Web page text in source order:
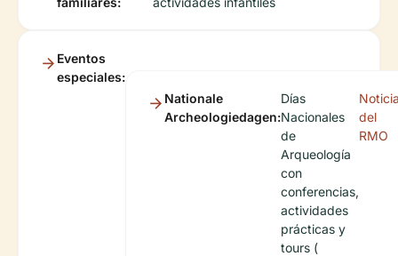
Eventos
especiales:
Nationale
Archeologiedagen:
Días
Nacionales
de
Arqueología
con
conferencias,
actividades
prácticas y
tours (
del
RMO